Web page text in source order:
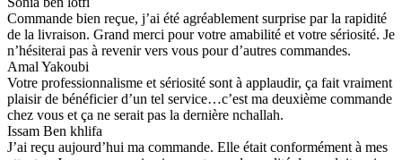
Commande bien reçue, j’ai été agréablement surprise par la rapidité
de la livraison. Grand merci pour votre amabilité et votre sériosité. Je
n’hésiterai pas à revenir vers vous pour d’autres commandes.
Amal Yakoubi
Votre professionnalisme et sériosité sont à applaudir, ça fait vraiment
plaisir de bénéficier d’un tel service…c’est ma deuxième commande
chez vous et ça ne serait pas la dernière nchallah.
Issam Ben khlifa
J’ai reçu aujourd’hui ma commande. Elle était conformément à mes